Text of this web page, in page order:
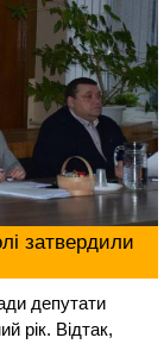
затвердили
депутати
рік. Відтак,